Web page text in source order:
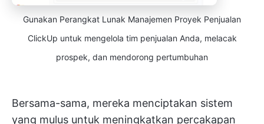
Gunakan Perangkat Lunak Manajemen Proyek Penjualan
ClickUp untuk mengelola tim penjualan Anda, melacak
prospek, dan mendorong pertumbuhan
Bersama-sama, mereka menciptakan sistem
yang mulus untuk meningkatkan percakapan